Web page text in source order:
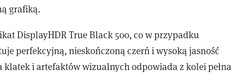
grafiką.
DisplayHDR True Black 500, co w przypadku
perfekcyjną, nieskończoną czerń i wysoką jasność
klatek i artefaktów wizualnych odpowiada z kolei pełna